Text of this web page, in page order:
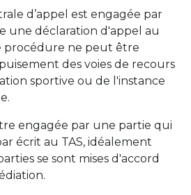
d’appel est engagée par
une déclaration d'appel au
procédure ne peut être
des voies de recours
sportive ou de l'instance
engagée par une partie qui
écrit au TAS, idéalement
se sont mises d'accord